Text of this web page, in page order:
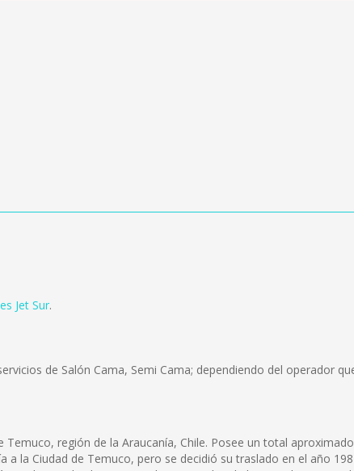
Jet Sur.
de Salón Cama, Semi Cama; dependiendo del operador
región de la Araucanía, Chile. Posee un total
la Ciudad de Temuco, pero se decidió su traslado en el año